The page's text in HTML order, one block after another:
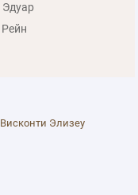
Висконти Элизеу